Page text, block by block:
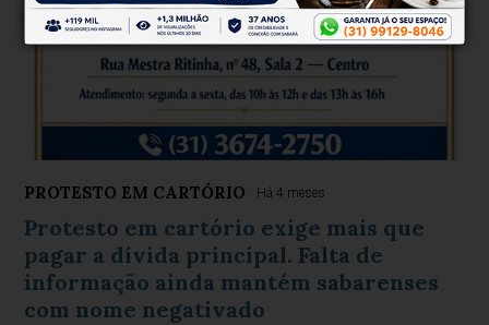
PROTESTO EM CARTÓRIO Há 4 meses
Protesto em cartório exige mais que
pagar a dívida principal. Falta de
informação ainda mantém sabarenses
com nome negativado